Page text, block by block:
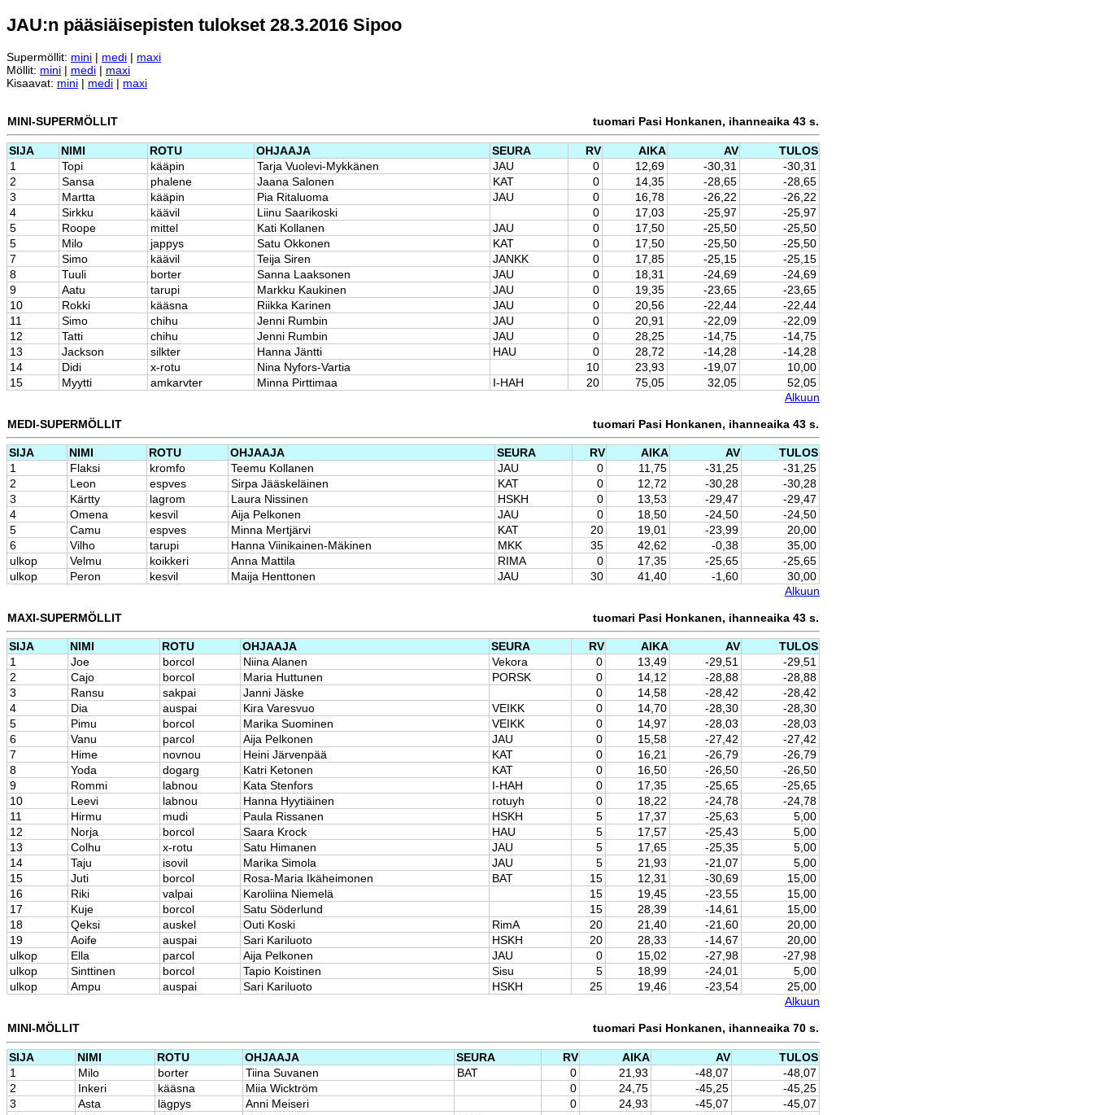
JAU:n pääsiäisepisten tulokset 28.3.2016 Sipoo
Supermöllit: mini | medi | maxi
Möllit: mini | medi | maxi
Kisaavat: mini | medi | maxi
MINI-SUPERMÖLLIT tuomari Pasi Honkanen, ihanneaika 43 s.
SIJA NIMI ROTU OHJAAJA SEURA RV AIKA AV
TULOS
1
Topi kääpin Tarja Vuolevi-Mykkänen JAU 0 12,69 -30,31
-30,31
2
Sansa phalene Jaana Salonen KAT 0 14,35 -28,65
-28,65
3
Martta kääpin Pia Ritaluoma JAU 0 16,78 -26,22
-26,22
4
Sirkku käävil Liinu Saarikoski 0 17,03 -25,97
-25,97
5
Roope mittel Kati Kollanen JAU 0 17,50 -25,50
-25,50
5
Milo jappys Satu Okkonen KAT 0 17,50 -25,50
-25,50
7
Simo käävil Teija Siren JANKK 0 17,85 -25,15
-25,15
8
Tuuli borter Sanna Laaksonen JAU 0 18,31 -24,69
-24,69
9
Aatu tarupi Markku Kaukinen JAU 0 19,35 -23,65
-23,65
10
Rokki kääsna Riikka Karinen JAU 0 20,56 -22,44
-22,44
11
Simo chihu Jenni Rumbin JAU 0 20,91 -22,09
-22,09
12
Tatti chihu Jenni Rumbin JAU 0 28,25 -14,75
-14,75
13
Jackson silkter Hanna Jäntti HAU 0 28,72 -14,28
-14,28
14
Didi x-rotu Nina Nyfors-Vartia 10 23,93 -19,07
10,00
15
Myytti amkarvter Minna Pirttimaa I-HAH 20 75,05 32,05
52,05
Alkuun
MEDI-SUPERMÖLLIT tuomari Pasi Honkanen, ihanneaika 43 s.
SIJA NIMI ROTU OHJAAJA SEURA RV AIKA AV
TULOS
1
Flaksi kromfo Teemu Kollanen JAU 0 11,75 -31,25
-31,25
2
Leon espves Sirpa Jääskeläinen KAT 0 12,72 -30,28
-30,28
3
Kärtty lagrom Laura Nissinen HSKH 0 13,53 -29,47
-29,47
4
Omena kesvil Aija Pelkonen JAU 0 18,50 -24,50
-24,50
5
Camu espves Minna Mertjärvi KAT 20 19,01 -23,99
20,00
6
Vilho tarupi Hanna Viinikainen-Mäkinen MKK 35 42,62 -0,38
35,00
ulkop
Velmu koikkeri Anna Mattila RIMA 0 17,35 -25,65
-25,65
ulkop
Peron kesvil Maija Henttonen JAU 30 41,40 -1,60
30,00
Alkuun
MAXI-SUPERMÖLLIT tuomari Pasi Honkanen, ihanneaika 43 s.
SIJA NIMI ROTU OHJAAJA SEURA RV AIKA AV
TULOS
1
Joe borcol Niina Alanen Vekora 0 13,49 -29,51
-29,51
2
Cajo borcol Maria Huttunen PORSK 0 14,12 -28,88
-28,88
3
Ransu sakpai Janni Jäske 0 14,58 -28,42
-28,42
4
Dia auspai Kira Varesvuo VEIKK 0 14,70 -28,30
-28,30
5
Pimu borcol Marika Suominen VEIKK 0 14,97 -28,03
-28,03
6
Vanu parcol Aija Pelkonen JAU 0 15,58 -27,42
-27,42
7
Hime novnou Heini Järvenpää KAT 0 16,21 -26,79
-26,79
8
Yoda dogarg Katri Ketonen KAT 0 16,50 -26,50
-26,50
9
Rommi labnou Kata Stenfors I-HAH 0 17,35 -25,65
-25,65
10
Leevi labnou Hanna Hyytiäinen rotuyh 0 18,22 -24,78
-24,78
11
Hirmu mudi Paula Rissanen HSKH 5 17,37 -25,63
5,00
12
Norja borcol Saara Krock HAU 5 17,57 -25,43
5,00
13
Colhu x-rotu Satu Himanen JAU 5 17,65 -25,35
5,00
14
Taju isovil Marika Simola JAU 5 21,93 -21,07
5,00
15
Juti borcol Rosa-Maria Ikäheimonen BAT 15 12,31 -30,69
15,00
16
Riki valpai Karoliina Niemelä 15 19,45 -23,55
15,00
17
Kuje borcol Satu Söderlund 15 28,39 -14,61
15,00
18
Qeksi auskel Outi Koski RimA 20 21,40 -21,60
20,00
19
Aoife auspai Sari Kariluoto HSKH 20 28,33 -14,67
20,00
ulkop
Ella parcol Aija Pelkonen JAU 0 15,02 -27,98
-27,98
ulkop
Sinttinen borcol Tapio Koistinen Sisu 5 18,99 -24,01
5,00
ulkop
Ampu auspai Sari Kariluoto HSKH 25 19,46 -23,54
25,00
Alkuun
MINI-MÖLLIT tuomari Pasi Honkanen, ihanneaika 70 s.
SIJA NIMI ROTU OHJAAJA SEURA RV AIKA AV
TULOS
1
Milo borter Tiina Suvanen BAT 0 21,93 -48,07
-48,07
2
Inkeri kääsna Miia Wicktröm 0 24,75 -45,25
-45,25
3
Asta lägpys Anni Meiseri 0 24,93 -45,07
-45,07